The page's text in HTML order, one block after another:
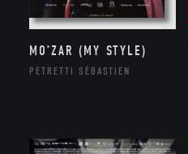
MO’ZAR (MY STYLE)
PETRETTI SÉBASTIEN